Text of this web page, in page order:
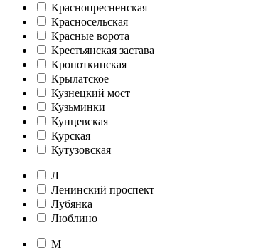
Краснопресненская
Красносельская
Красные ворота
Крестьянская застава
Кропоткинская
Крылатское
Кузнецкий мост
Кузьминки
Кунцевская
Курская
Кутузовская
Л
Ленинский проспект
Лубянка
Люблино
М